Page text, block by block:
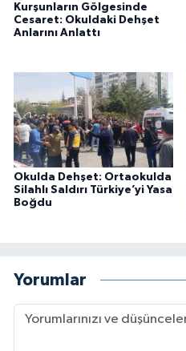
Kurşunların Gölgesinde
Cesaret: Okuldaki Dehşet
Anlarını Anlattı
Okulda Dehşet: Ortaokulda
Silahlı Saldırı Türkiye’yi Yasa
Boğdu
Yorumlar